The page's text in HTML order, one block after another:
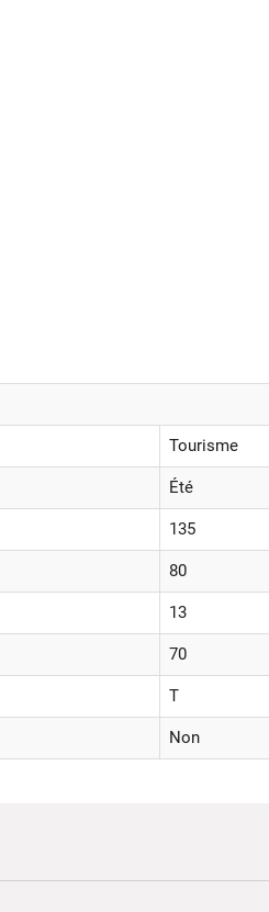
Tourisme
Été
135
80
13
70
T
Non